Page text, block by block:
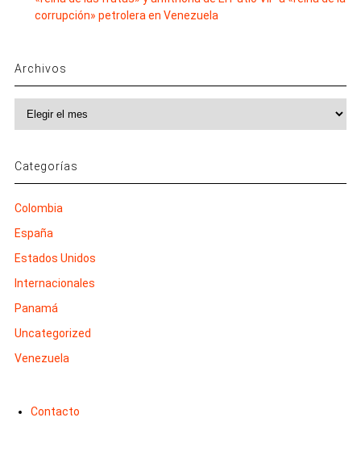
corrupción» petrolera en Venezuela
Archivos
Categorías
Colombia
España
Estados Unidos
Internacionales
Panamá
Uncategorized
Venezuela
Contacto